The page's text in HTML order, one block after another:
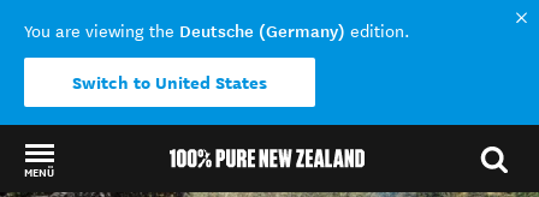
You are viewing the Deutsche (Germany) edition.
Switch to United States
MENÜ